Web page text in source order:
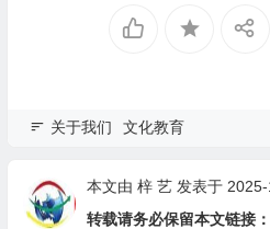
关于我们 文化教育
本文由 梓 艺发表于
转载请务必保留本文链接：